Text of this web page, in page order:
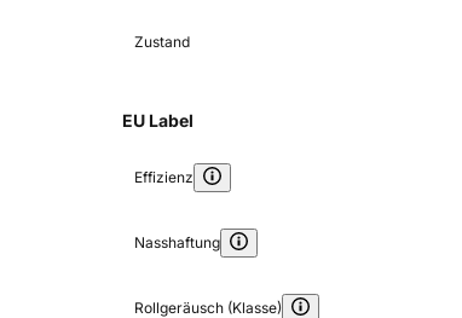
Zustand
EU Label
Effizienz
Nasshaftung
Rollgeräusch (Klasse)